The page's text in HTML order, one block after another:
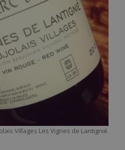
Villages Les Vignes de Lantignié